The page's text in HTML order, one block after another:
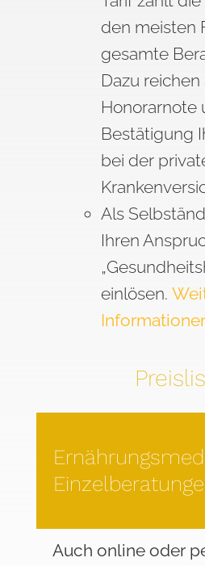
den meisten
gesamte
Dazu
Honorarnote
Bestätigung
bei der
Als
Ihren
einlösen.
Ernährungs
Auch online oder